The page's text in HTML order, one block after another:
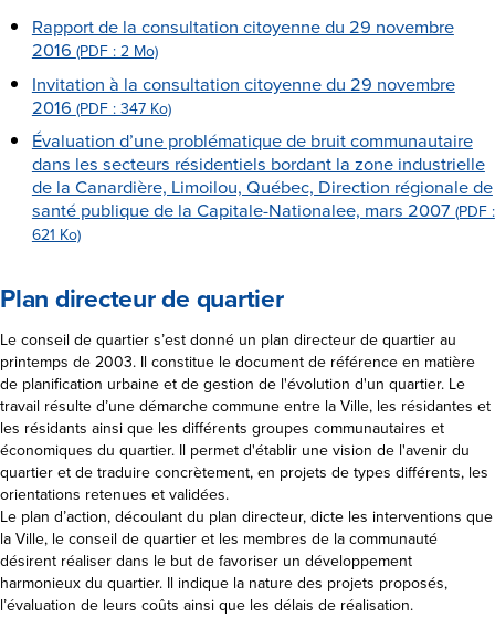
Rapport de la consultation citoyenne du 29 novembre
2016 (PDF : 2 Mo)
Invitation à la consultation citoyenne du 29 novembre
2016 (PDF : 347 Ko)
Évaluation d’une problématique de bruit communautaire
dans les secteurs résidentiels bordant la zone industrielle
de la Canardière, Limoilou, Québec, Direction régionale de
santé publique de la Capitale-Nationalee, mars 2007 (PDF :
621 Ko)
Plan directeur de quartier
Le conseil de quartier s’est donné un plan directeur de quartier au
printemps de 2003. Il constitue le document de référence en matière
de planification urbaine et de gestion de l'évolution d'un quartier. Le
travail résulte d’une démarche commune entre la Ville, les résidantes et
les résidants ainsi que les différents groupes communautaires et
économiques du quartier. Il permet d'établir une vision de l'avenir du
quartier et de traduire concrètement, en projets de types différents, les
orientations retenues et validées.
Le plan d’action, découlant du plan directeur, dicte les interventions que
la Ville, le conseil de quartier et les membres de la communauté
désirent réaliser dans le but de favoriser un développement
harmonieux du quartier. Il indique la nature des projets proposés,
l’évaluation de leurs coûts ainsi que les délais de réalisation.